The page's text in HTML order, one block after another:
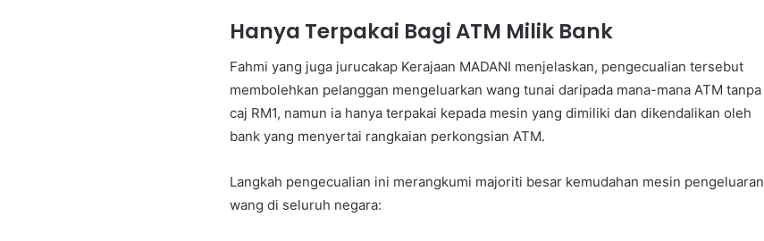
Hanya Terpakai Bagi ATM Milik Bank
Fahmi yang juga jurucakap Kerajaan MADANI menjelaskan, pengecualian tersebut
membolehkan pelanggan mengeluarkan wang tunai daripada mana-mana ATM tanpa
caj RM1, namun ia hanya terpakai kepada mesin yang dimiliki dan dikendalikan oleh
bank yang menyertai rangkaian perkongsian ATM.
Langkah pengecualian ini merangkumi majoriti besar kemudahan mesin pengeluaran
wang di seluruh negara: